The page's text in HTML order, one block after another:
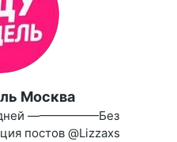
Москва
дней ——————Без
постов @Lizzaxs